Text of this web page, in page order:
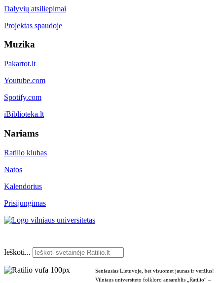
Dalyvių atsiliepimai
Projektas spaudoje
Muzika
Pakartot.lt
Youtube.com
Spotify.com
iBiblioteka.lt
Nariams
Ratilio klubas
Natos
Kalendorius
Prisijungimas
Ieškoti...
Seniausias Lietuvoje, bet visuomet jaunas ir veržlus!
Vilniaus universiteto folkloro ansamblis „Ratilio“ –